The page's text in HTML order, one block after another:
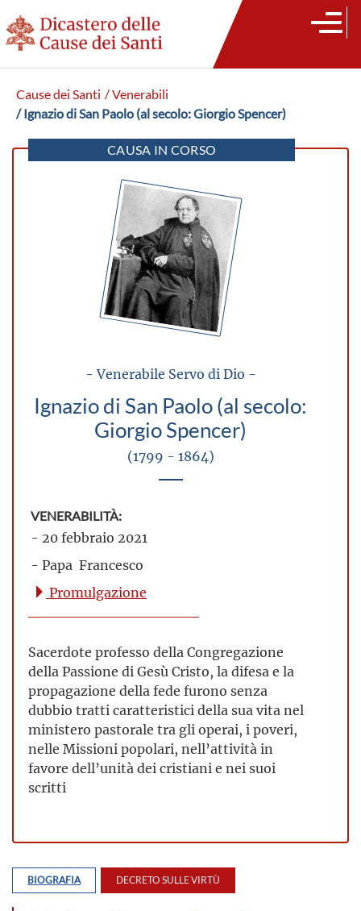
Cause dei Santi / Venerabili
/ Ignazio di San Paolo (al secolo: Giorgio Spencer)
CAUSA IN CORSO
- Venerabile Servo di Dio -
Ignazio di San Paolo (al secolo:
Giorgio Spencer)
(1799 - 1864)
VENERABILITÀ:
- 20 febbraio 2021
- Papa Francesco
Promulgazione
Sacerdote professo della Congregazione
della Passione di Gesù Cristo, la difesa e la
propagazione della fede furono senza
dubbio tratti caratteristici della sua vita nel
ministero pastorale tra gli operai, i poveri,
nelle Missioni popolari, nell’attività in
favore dell’unità dei cristiani e nei suoi
scritti
BIOGRAFIA DECRETO SULLE VIRTÙ